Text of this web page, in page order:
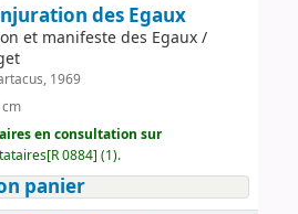
des Egaux
et manifeste des Egaux /
1969
en consultation sur
0884] (1).
panier